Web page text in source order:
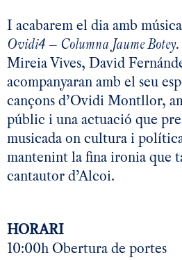
I acabarem el dia amb
Ovidi4 – Columna Jaume Botey.
Mireia Vives, David
acompanyaran amb el seu
cançons d’Ovidi Montllor,
públic i una actuació que
musicada on cultura i
mantenint la fina ironia que
cantautor d’Alcoi.
HORARI
10:00h Obertura de portes